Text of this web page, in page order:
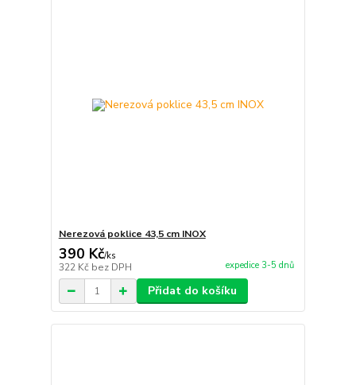
Nerezová poklice 43,5 cm INOX
390 Kč/ks
322 Kč bez DPH expedice 3-5 dnů
Přidat do košíku